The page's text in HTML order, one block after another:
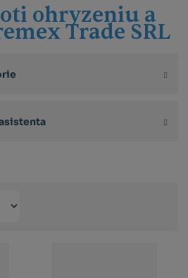
ohryzeniu a
Trade SRL